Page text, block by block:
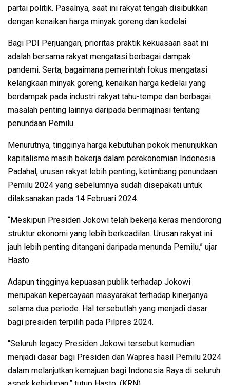
partai politik. Pasalnya, saat ini rakyat tengah disibukkan
dengan kenaikan harga minyak goreng dan kedelai.
Bagi PDI Perjuangan, prioritas praktik kekuasaan saat ini
adalah bersama rakyat mengatasi berbagai dampak
pandemi. Serta, bagaimana pemerintah fokus mengatasi
kelangkaan minyak goreng, kenaikan harga kedelai yang
berdampak pada industri rakyat tahu-tempe dan berbagai
masalah penting lainnya daripada berimajinasi tentang
penundaan Pemilu.
Menurutnya, tingginya harga kebutuhan pokok menunjukkan
kapitalisme masih bekerja dalam perekonomian Indonesia.
Padahal, urusan rakyat lebih penting, ketimbang penundaan
Pemilu 2024 yang sebelumnya sudah disepakati untuk
dilaksanakan pada 14 Februari 2024.
“Meskipun Presiden Jokowi telah bekerja keras mendorong
struktur ekonomi yang lebih berkeadilan. Urusan rakyat ini
jauh lebih penting ditangani daripada menunda Pemilu,” ujar
Hasto.
Adapun tingginya kepuasan publik terhadap Jokowi
merupakan kepercayaan masyarakat terhadap kinerjanya
selama dua periode. Hal tersebutlah yang menjadi dasar
bagi presiden terpilih pada Pilpres 2024.
“Seluruh legacy Presiden Jokowi tersebut kemudian
menjadi dasar bagi Presiden dan Wapres hasil Pemilu 2024
dalam melanjutkan kemajuan bagi Indonesia Raya di seluruh